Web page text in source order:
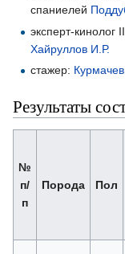
спаниелей
эксперт-кинолог
Хайруллов И.Р.
стажер:
Результаты
№
п/
п
Порода Пол